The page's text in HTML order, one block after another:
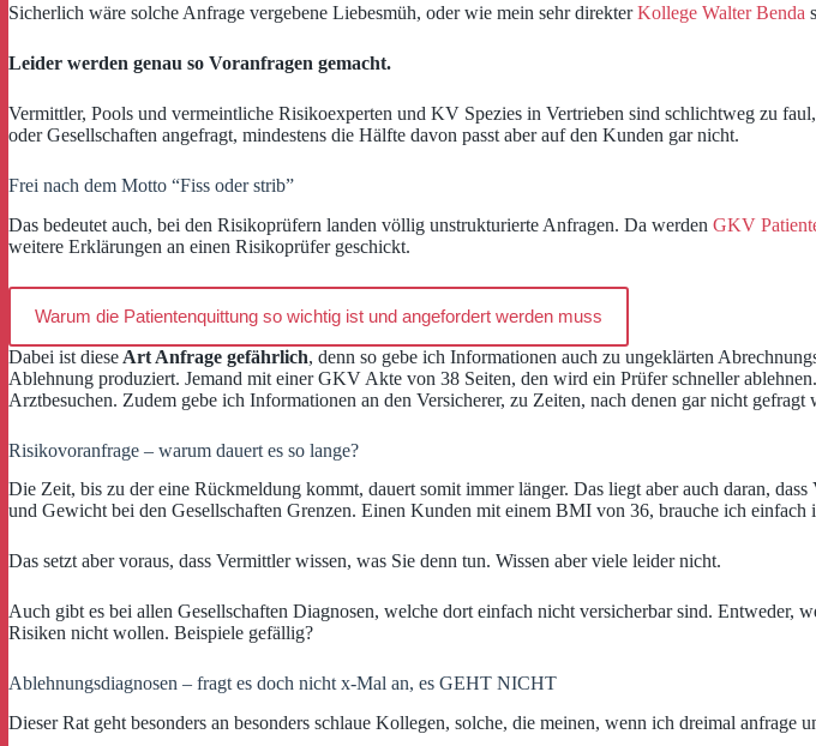
Sicherlich wäre solche Anfrage vergebene Liebesmüh, oder wie mein sehr direkterKollege Walter Benda
Leider werden genau so Voranfragen gemacht.
Vermittler, Pools und vermeintliche Risikoexperten und KV Spezies in Vertrieben sind schlichtweg zu
oder Gesellschaften angefragt, mindestens die Hälfte davon passt aber auf den Kunden gar nicht.
Frei nach dem Motto “Fiss oder strib”
Das bedeutet auch, bei den Risikoprüfern landen völlig unstrukturierte Anfragen. Da werden GKV
weitere Erklärungen an einen Risikoprüfer geschickt.
Warum die Patientenquittung so wichtig ist und angefordert werden muss
Dabei ist diese Art Anfrage gefährlich, denn so gebe ich Informationen auch zu ungeklärten
Ablehnung produziert. Jemand mit einer GKV Akte von 38 Seiten, den wird ein Prüfer schneller
Arztbesuchen. Zudem gebe ich Informationen an den Versicherer, zu Zeiten, nach denen gar nicht gefragt
Risikovoranfrage – warum dauert es so lange?
Die Zeit, bis zu der eine Rückmeldung kommt, dauert somit immer länger. Das liegt aber auch daran,
und Gewicht bei den Gesellschaften Grenzen. Einen Kunden mit einem BMI von 36, brauche ich
Das setzt aber voraus, dass Vermittler wissen, was Sie denn tun. Wissen aber viele leider nicht.
Auch gibt es bei allen Gesellschaften Diagnosen, welche dort einfach nicht versicherbar sind. Entweder,
Risiken nicht wollen. Beispiele gefällig?
Ablehnungsdiagnosen – fragt es doch nicht x-Mal an, es GEHT NICHT
Dieser Rat geht besonders an besonders schlaue Kollegen, solche, die meinen, wenn ich dreimal